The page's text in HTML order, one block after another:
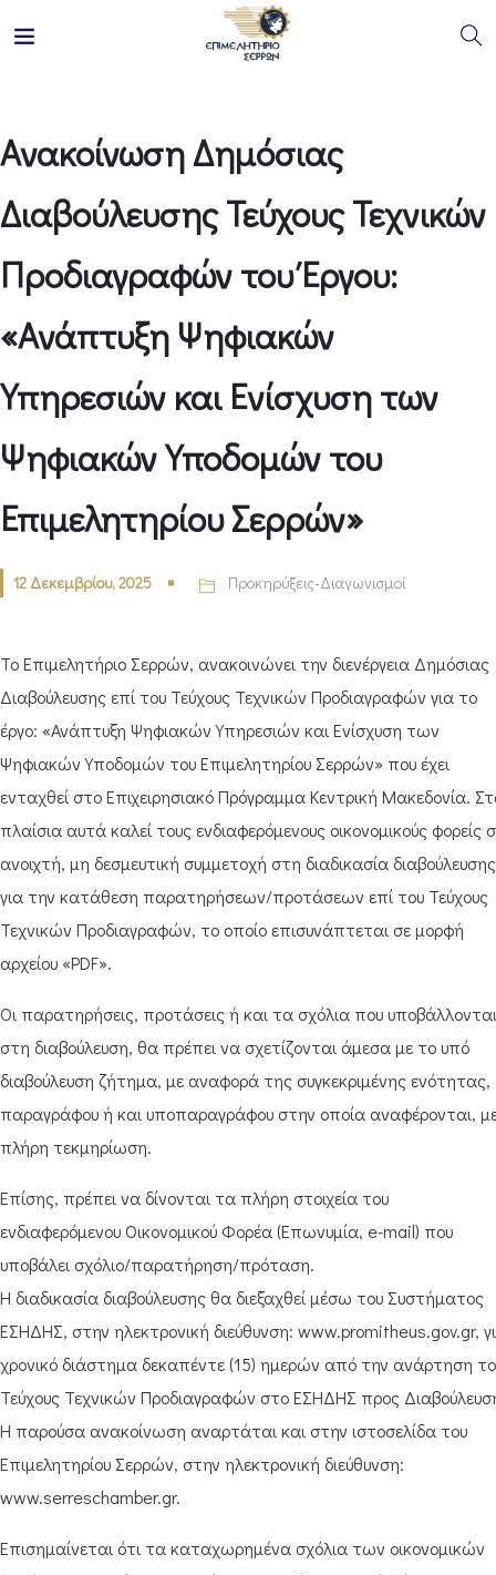
Ανακοίνωση Δημόσιας
Διαβούλευσης Τεύχους Τεχνικών
Προδιαγραφών του Έργου:
«Ανάπτυξη Ψηφιακών
Υπηρεσιών και Ενίσχυση των
Ψηφιακών Υποδομών του
Επιμελητηρίου Σερρών»
12 Δεκεμβρίου, 2025 Προκηρύξεις-Διαγωνισμοί
Το Επιμελητήριο Σερρών, ανακοινώνει την διενέργεια Δημόσιας
Διαβούλευσης επί του Τεύχους Τεχνικών Προδιαγραφών για το
έργο: «Ανάπτυξη Ψηφιακών Υπηρεσιών και Ενίσχυση των
Ψηφιακών Υποδομών του Επιμελητηρίου Σερρών» που έχει
ενταχθεί στο Επιχειρησιακό Πρόγραμμα Κεντρική Μακεδονία.
πλαίσια αυτά καλεί τους ενδιαφερόμενους οικονομικούς φορείς
ανοιχτή, μη δεσμευτική συμμετοχή στη διαδικασία
για την κατάθεση παρατηρήσεων/προτάσεων επί του Τεύχους
Τεχνικών Προδιαγραφών, το οποίο επισυνάπτεται σε μορφή
αρχείου «PDF».
Οι παρατηρήσεις, προτάσεις ή και τα σχόλια που υποβάλλονται
στη διαβούλευση, θα πρέπει να σχετίζονται άμεσα με το υπό
διαβούλευση ζήτημα, με αναφορά της συγκεκριμένης ενότητας,
παραγράφου ή και υποπαραγράφου στην οποία αναφέρονται,
πλήρη τεκμηρίωση.
Επίσης, πρέπει να δίνονται τα πλήρη στοιχεία του
ενδιαφερόμενου Οικονομικού Φορέα (Επωνυμία, e-mail) που
υποβάλει σχόλιο/παρατήρηση/πρόταση.
Η διαδικασία διαβούλευσης θα διεξαχθεί μέσω του Συστήματος
ΕΣΗΔΗΣ, στην ηλεκτρονική διεύθυνση: www.promitheus.gov.gr,
χρονικό διάστημα δεκαπέντε (15) ημερών από την ανάρτηση
Τεύχους Τεχνικών Προδιαγραφών στο ΕΣΗΔΗΣ προς
Η παρούσα ανακοίνωση αναρτάται και στην ιστοσελίδα του
Επιμελητηρίου Σερρών, στην ηλεκτρονική διεύθυνση:
www.serreschamber.gr.
Επισημαίνεται ότι τα καταχωρημένα σχόλια των οικονομικών